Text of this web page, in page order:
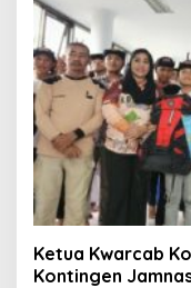
Ketua Kwarcab
Kontingen